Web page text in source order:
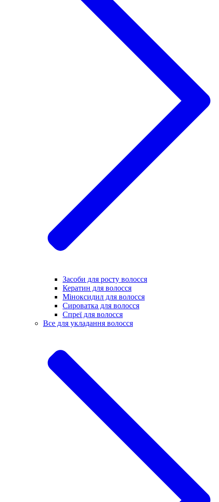
Засоби для росту волосся
Кератин для волосся
Міноксидил для волосся
Сироватка для волосся
Спреї для волосся
Все для укладання волосся